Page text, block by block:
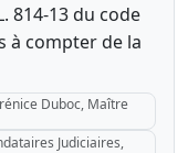
814-13 du code
à compter de la
Duboc, Maître
Judiciaires,